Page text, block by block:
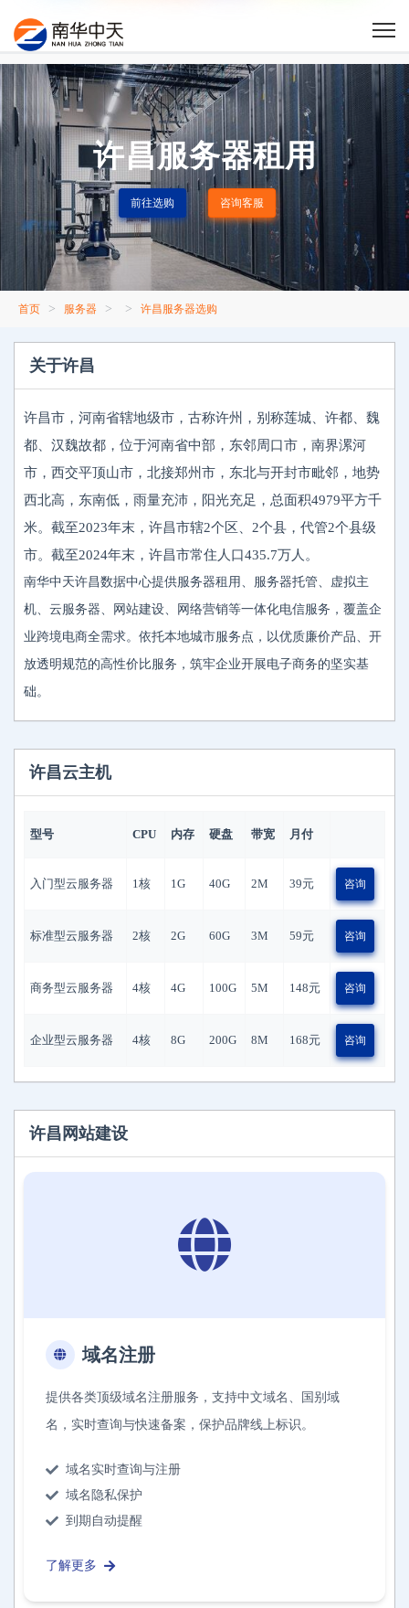
许昌服务器租用
前往选购 咨询客服
首页 > 服务器 > > 许昌服务器选购
关于许昌
许昌市，河南省辖地级市，古称许州，别称莲城、许都、魏
都、汉魏故都，位于河南省中部，东邻周口市，南界漯河
市，西交平顶山市，北接郑州市，东北与开封市毗邻，地势
西北高，东南低，雨量充沛，阳光充足，总面积4979平方千
米。截至2023年末，许昌市辖2个区、2个县，代管2个县级
市。截至2024年末，许昌市常住人口435.7万人。
南华中天许昌数据中心提供服务器租用、服务器托管、虚拟主
机、云服务器、网站建设、网络营销等一体化电信服务，覆盖企
业跨境电商全需求。依托本地城市服务点，以优质廉价产品、开
放透明规范的高性价比服务，筑牢企业开展电子商务的坚实基
础。
许昌云主机
型号 CPU 内存 硬盘 带宽 月付
入门型云服务器 1核 1G 40G 2M 39元 咨询
标准型云服务器 2核 2G 60G 3M 59元 咨询
商务型云服务器 4核 4G 100G 5M 148元 咨询
企业型云服务器 4核 8G 200G 8M 168元 咨询
许昌网站建设
域名注册
提供各类顶级域名注册服务，支持中文域名、国别域
名，实时查询与快速备案，保护品牌线上标识。
域名实时查询与注册
域名隐私保护
到期自动提醒
了解更多